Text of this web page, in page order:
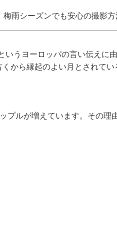
雨シーズンでも安心の撮影方
うヨーロッパの言い伝えに
から縁起のよい月とされてい
プルが増えています。その理